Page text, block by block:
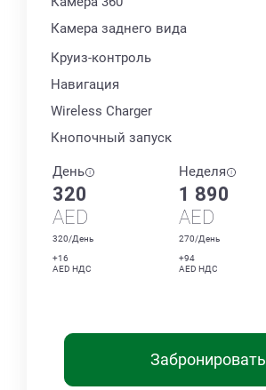
Камера заднего вида
Круиз-контроль
Навигация
Wireless Charger
Кнопочный запуск
День
320
AED
320/День
+16
AED НДС
Неделя
1 890
AED
270/День
+94
AED НДС
Забронировать